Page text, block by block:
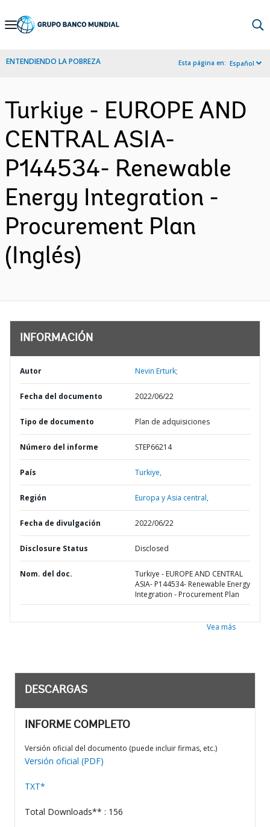
Skip
Navigation
ENTENDIENDO LA POBREZA Esta página en: Español
Turkiye - EUROPE AND
CENTRAL ASIA-
P144534- Renewable
Energy Integration -
Procurement Plan
(Inglés)
INFORMACIÓN
Autor Nevin Erturk;
Fecha del documento 2022/06/22
Tipo de documento Plan de adquisiciones
Número del informe STEP66214
País Turkiye,
Región Europa y Asia central,
Fecha de divulgación 2022/06/22
Disclosure Status Disclosed
Nom. del doc.
Turkiye - EUROPE AND CENTRAL
ASIA- P144534- Renewable Energy
Integration - Procurement Plan
Vea más
DESCARGAS
INFORME COMPLETO
Versión oficial del documento (puede incluir firmas, etc.)
Versión oficial (PDF)
TXT*
Total Downloads** : 156